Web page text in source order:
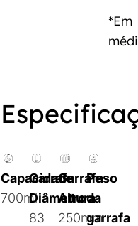
*Em
Capacidade
700ml
Garrafa
Diâmetro
83
Garrafa
Altura
250mm
Peso
da
garrafa